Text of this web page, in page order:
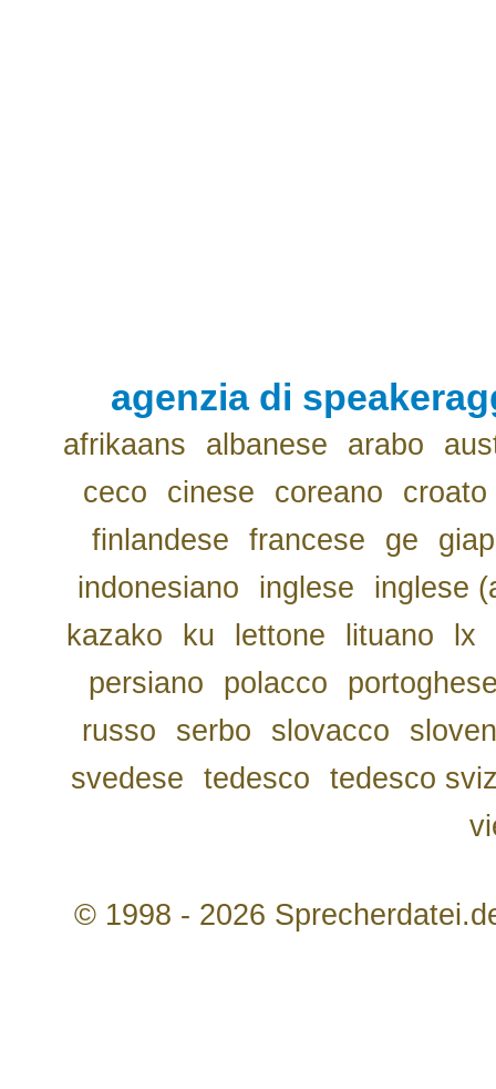
agenzia di
afrikaans albanese arabo
ceco
cinese coreano
croato
finlandese
francese ge
indonesiano
inglese
inglese
kazako
ku lettone lituano lx
persiano
polacco
russo
serbo slovacco
svedese
tedesco
tedesco
© 1998 - 2026